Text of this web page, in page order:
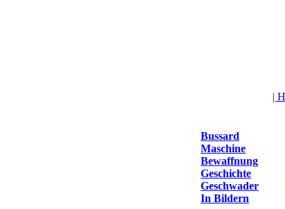
|
Bussard
Maschine
Bewaffnung
Geschichte
Geschwader
In Bildern